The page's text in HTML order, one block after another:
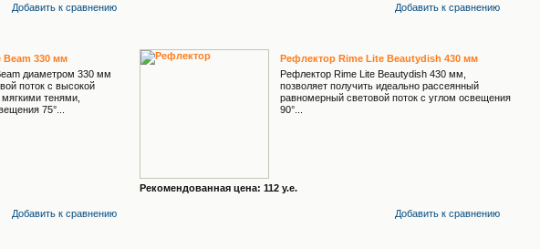
Добавить к cравнению Добавить к cравнению
Beam 330 мм
диаметром 330 мм
поток с высокой
тенями,
75°...
Добавить к cравнению
Рефлектор Rime Lite Beautydish 430 мм
Рефлектор Rime Lite Beautydish 430 мм,
позволяет получить идеально рассеянный
равномерный световой поток с углом освещения
90°...
Рекомендованная цена: 112 у.е.
Добавить к cравнению